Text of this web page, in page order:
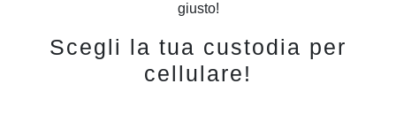
giusto!
Scegli la tua custodia per
cellulare!